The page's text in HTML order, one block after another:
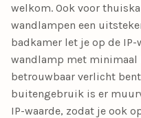
welkom. Ook voor
wandlampen een
badkamer let je op de
wandlamp met minimaal
betrouwbaar verlicht
buitengebruik is er
IP-waarde, zodat je ook